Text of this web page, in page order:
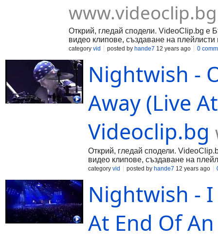
www.videoclip.bg
Открий, гледай сподели. VideoClip.bg е
видео клипове, създаване на плейлисти
category vid posted by hande7 12 years ago 0
Nightwish -
Away (Live
Videoclip.bg
Открий, гледай сподели.
видео клипове, създаване на
category vid posted by hande7 12 years ago
Nightwish -
At End Of